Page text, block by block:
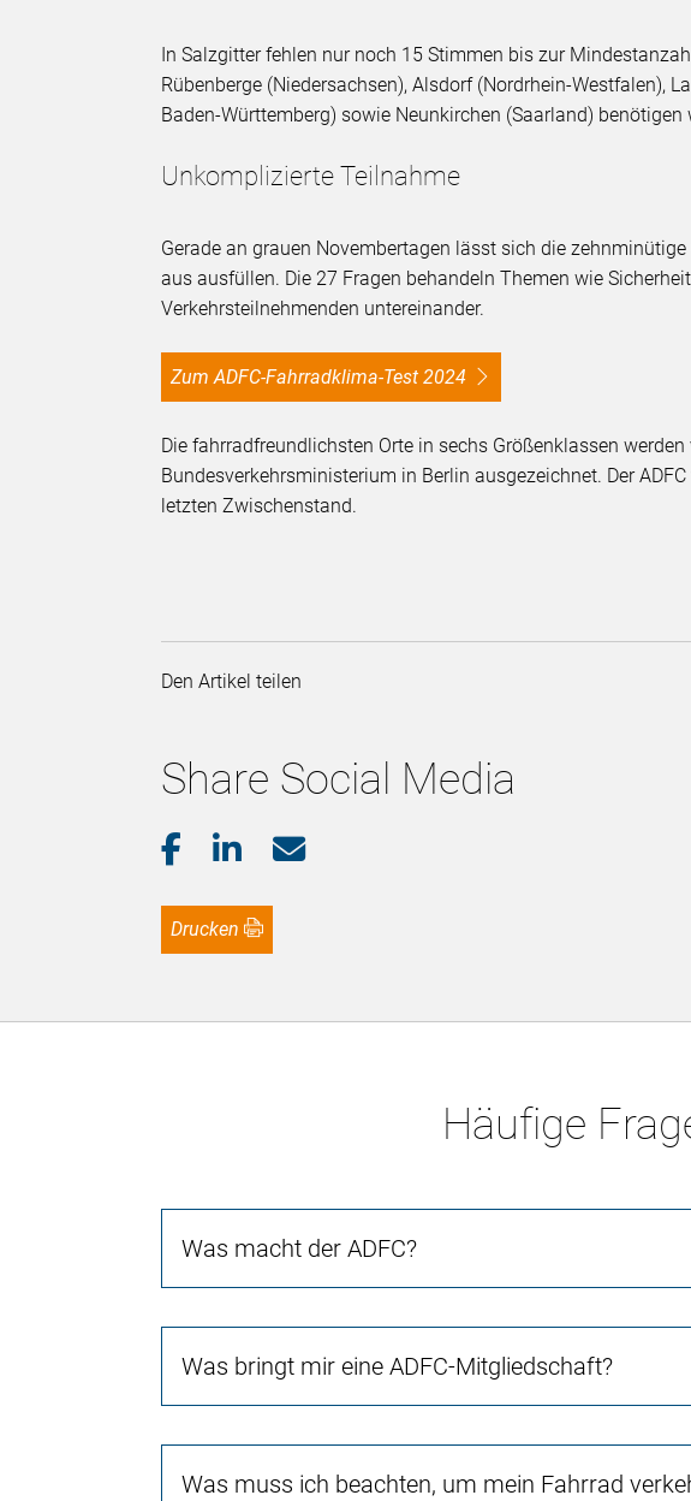
In Salzgitter fehlen nur noch 15 Stimmen bis zur
Rübenberge (Niedersachsen), Alsdorf (Nordrhein-Westfalen),
Baden-Württemberg) sowie Neunkirchen (Saarland) benötigen
Unkomplizierte Teilnahme
Gerade an grauen Novembertagen lässt sich die
aus ausfüllen. Die 27 Fragen behandeln Themen wie
Verkehrsteilnehmenden untereinander.
Zum ADFC-Fahrradklima-Test 2024
Die fahrradfreundlichsten Orte in sechs Größenklassen
Bundesverkehrsministerium in Berlin ausgezeichnet. Der
letzten Zwischenstand.
Den Artikel teilen
Share Social Media
Drucken
Häufige
Was macht der ADFC?
Was bringt mir eine ADFC-Mitgliedschaft?
Was muss ich beachten, um mein Fahrrad